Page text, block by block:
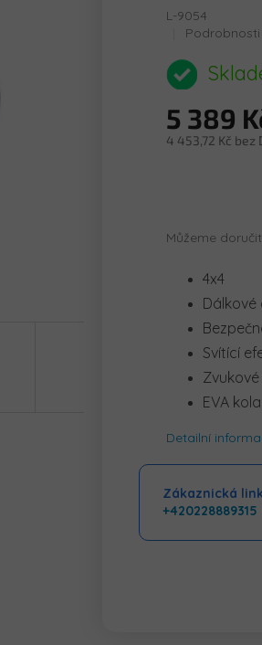
L-9054
Průměrné
produktu
je
z
5
5 389
4 453,72 Kč bez
Můžeme
4x4
Dálkové
Svítící
EVA kola
Detailní
Zákaznická
+420228889315